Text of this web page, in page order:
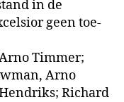
in de
geen toe­
Tim­mer;
Arno
Richard